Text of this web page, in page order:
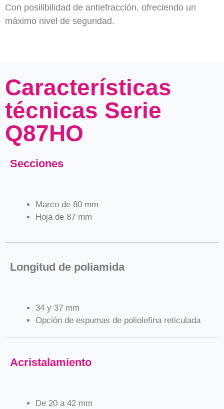
Con posilibilidad de antiefracción, ofreciendo un
máximo nivel de seguridad.
Características
técnicas Serie
Q87HO
Secciones
Marco de 80 mm
Hoja de 87 mm
Longitud de poliamida
34 y 37 mm
Opción de espumas de poliolefina reticulada
Acristalamiento
De 20 a 42 mm